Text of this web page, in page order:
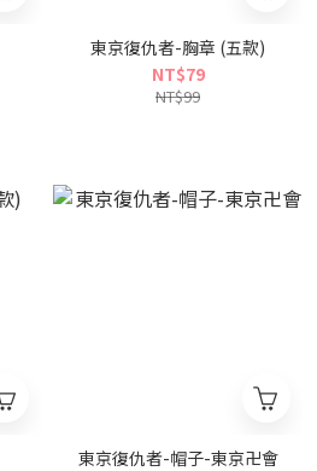
東京復仇者-胸章 (五款)
NT$79
NT$99
東京復仇者-帽子-東京卍會